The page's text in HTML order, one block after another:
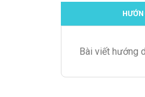
Bài viết hướng